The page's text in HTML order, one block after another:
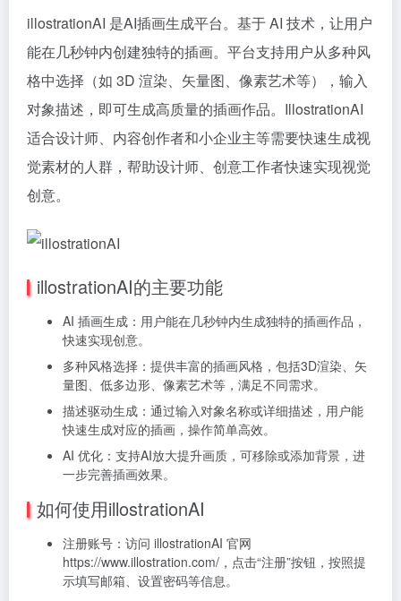
illostrationAI 是AI插画生成平台。基于 AI 技术，让用户
能在几秒钟内创建独特的插画。平台支持用户从多种风
格中选择（如 3D 渲染、矢量图、像素艺术等），输入
对象描述，即可生成高质量的插画作品。IllostrationAI
适合设计师、内容创作者和小企业主等需要快速生成视
觉素材的人群，帮助设计师、创意工作者快速实现视觉
创意。
illostrationAI的主要功能
AI 插画生成：用户能在几秒钟内生成独特的插画作品，
快速实现创意。
多种风格选择：提供丰富的插画风格，包括3D渲染、矢
量图、低多边形、像素艺术等，满足不同需求。
描述驱动生成：通过输入对象名称或详细描述，用户能
快速生成对应的插画，操作简单高效。
AI 优化：支持AI放大提升画质，可移除或添加背景，进
一步完善插画效果。
如何使用illostrationAI
注册账号：访问 illostrationAI 官网
https://www.illostration.com/，点击“注册”按钮，按照提
示填写邮箱、设置密码等信息。